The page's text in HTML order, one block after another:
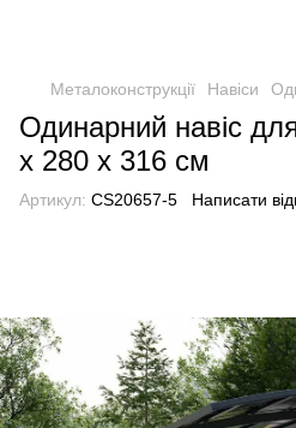
Металоконструкції Навіси
Одинарний навіс
x 280 x 316 см
Артикул: CS20657-5 Написати